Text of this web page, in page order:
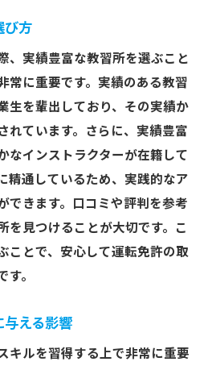
び方
、実績豊富な教習所を選ぶこと
常に重要です。実績のある教習
生を輩出しており、その実績か
れています。さらに、実績豊富
なインストラクターが在籍して
精通しているため、実践的なア
できます。口コミや評判を参考
を見つけることが大切です。こ
ことで、安心して運転免許の取
。
与える影響
キルを習得する上で非常に重要